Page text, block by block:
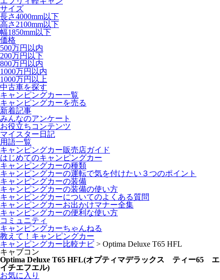
サイズ
長さ4000mm以下
高さ2100mm以下
幅1850mm以下
価格
500万円以内
200万円以下
800万円以内
1000万円以内
1000万円以上
中古車を探す
キャンピングカー一覧
キャンピングカーを売る
新着記事
みんなのアンケート
お役立ちコンテンツ
マイスター日記
用語一覧
キャンピングカー販売店ガイド
はじめてのキャンピングカー
キャンピングカーの種類
キャンピングカーの運転で気を付けたい３つのポイント
キャンピングカーの装備
キャンピングカーの装備の使い方
キャンピングカーについてのよくある質問
キャンピングカーお出かけマナー全集
キャンピングカーの便利な使い方
コミュニティ
キャンピングカーちゃんねる
教えて！キャンピングカー
キャンピングカー比較ナビ > Optima Deluxe T65 HFL
キャブコン
Optima Deluxe T65 HFL(オプティマデラックス ティー65 エ
イチエフエル)
お気に入り